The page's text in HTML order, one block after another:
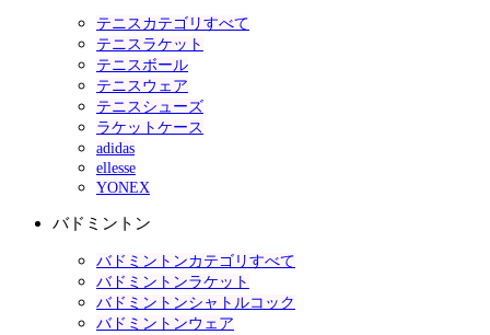
テニスカテゴリすべて
テニスラケット
テニスボール
テニスウェア
テニスシューズ
ラケットケース
adidas
ellesse
YONEX
バドミントン
バドミントンカテゴリすべて
バドミントンラケット
バドミントンシャトルコック
バドミントンウェア